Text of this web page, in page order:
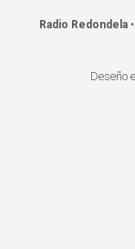
Radio Redondela
Deseño